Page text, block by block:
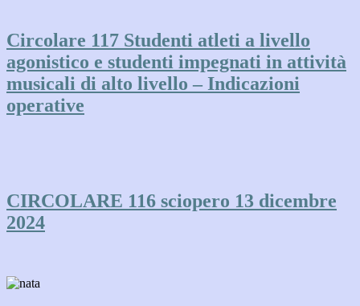
Circolare 117 Studenti atleti a livello
agonistico e studenti impegnati in attività
musicali di alto livello – Indicazioni
operative
CIRCOLARE 116 sciopero 13 dicembre
2024